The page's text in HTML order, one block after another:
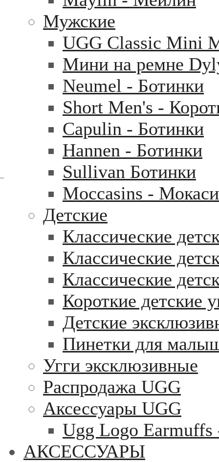
Мужские
UGG Classic Mini
Мини на ремне
Neumel - Ботинки
Short Men's -
Capulin - Ботинки
Hannen - Ботинки
Sullivan Ботинки
Moccasins -
Детские
Классические
Классические
Классические
Короткие детские
Детские
Пинетки для
Угги эксклюзивные
Распродажа UGG
Аксессуары UGG
Ugg Logo
АКСЕССУАРЫ